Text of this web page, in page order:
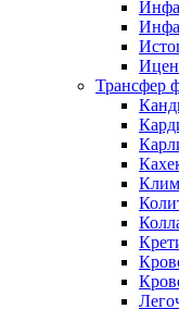
Трансфер